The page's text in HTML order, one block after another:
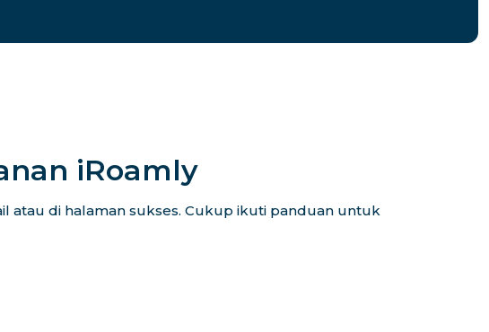
iRoamly
atau di halaman sukses. Cukup ikuti panduan untuk